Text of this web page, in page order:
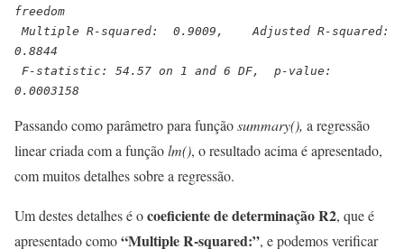
freedom
0.8844
0.0003158
Passando como parâmetro para funçãosummary(), a regressão
linear criada com a funçãolm(), o resultado acima é apresentado,
com muitos detalhes sobre a regressão.
Um destes detalhes é ocoeficiente de determinação R2, que é
apresentado como“Multiple R-squared:”, e podemos verificar